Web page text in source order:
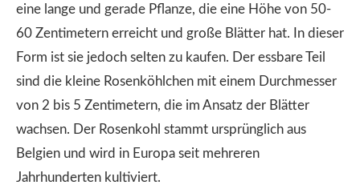
eine lange und gerade Pflanze, die eine Höhe von 50-
60 Zentimetern erreicht und große Blätter hat. In dieser
Form ist sie jedoch selten zu kaufen. Der essbare Teil
sind die kleine Rosenköhlchen mit einem Durchmesser
von 2 bis 5 Zentimetern, die im Ansatz der Blätter
wachsen. Der Rosenkohl stammt ursprünglich aus
Belgien und wird in Europa seit mehreren
Jahrhunderten kultiviert.